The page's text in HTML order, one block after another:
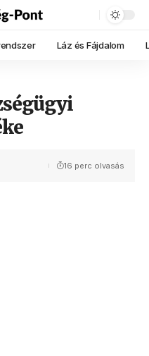
Láz és Fájdalom
16 perc olvasás